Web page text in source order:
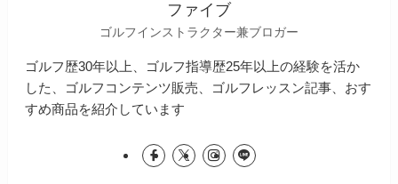
ファイブ
ゴルフインストラクター兼ブロガー
ゴルフ歴30年以上、ゴルフ指導歴25年以上の経験を活か
した、ゴルフコンテンツ販売、ゴルフレッスン記事、おす
すめ商品を紹介しています